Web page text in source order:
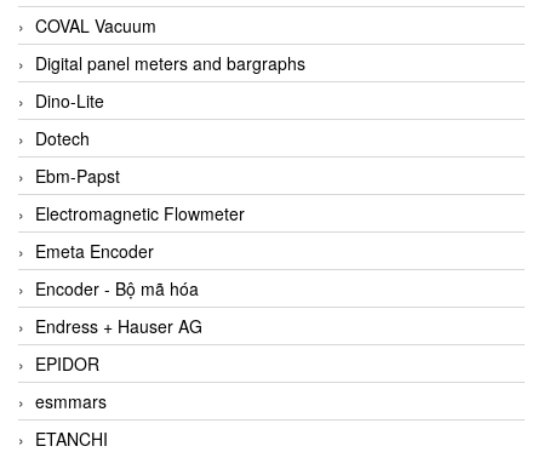
COVAL Vacuum
Digital panel meters and bargraphs
Dino-Lite
Dotech
Ebm-Papst
Electromagnetic Flowmeter
Emeta Encoder
Encoder - Bộ mã hóa
Endress + Hauser AG
EPIDOR
esmmars
ETANCHI